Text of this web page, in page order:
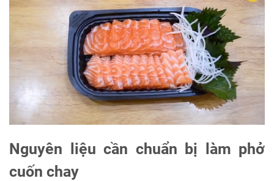
Nguyên liệu cần chuẩn bị làm phở
cuốn chay